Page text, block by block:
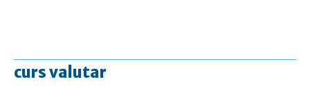
curs valutar